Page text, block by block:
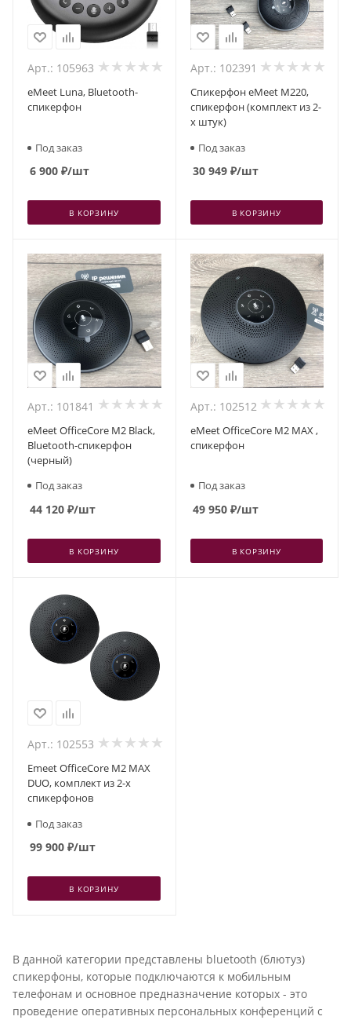
Арт.: 105963
eMeet Luna, Bluetooth-
спикерфон
Под заказ
6 900 ₽/шт
В КОРЗИНУ
Арт.: 102391
Спикерфон eMeet M220,
спикерфон (комплект из 2-
х штук)
Под заказ
30 949₽/шт
В КОРЗИНУ
Арт.: 101841
eMeet OfficeCore M2 Black,
Bluetooth-спикерфон
(черный)
Под заказ
44 120 ₽/шт
В КОРЗИНУ
Арт.: 102512
eMeet OfficeCore M2 MAX ,
спикерфон
Под заказ
49 950₽/шт
В КОРЗИНУ
Арт.: 102553
Emeet OfficeCore M2 MAX
DUO, комплект из 2-х
спикерфонов
Под заказ
99 900 ₽/шт
В КОРЗИНУ
В данной категории представлены bluetooth (блютуз)
спикерфоны, которые подключаются к мобильным
телефонам и основное предназначение которых - это
проведение оперативных персональных конференций с